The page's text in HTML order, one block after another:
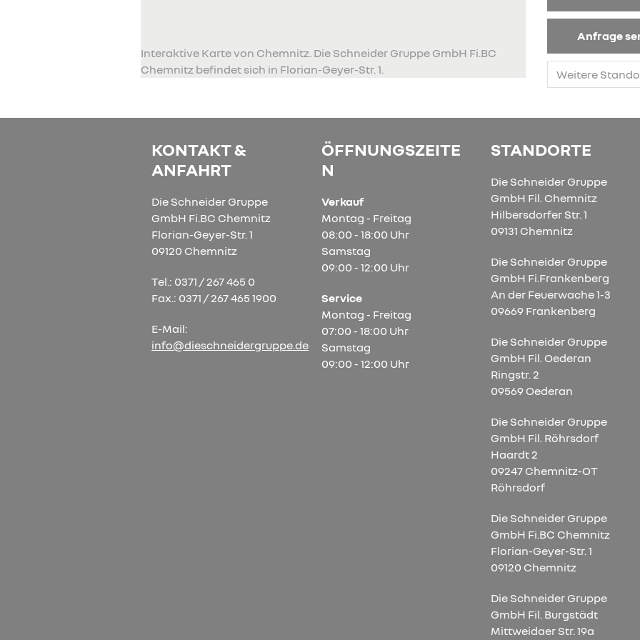
Interaktive Karte von Chemnitz. Die Schneider Gruppe GmbH Fi.BC
Chemnitz befindet sich in Florian-Geyer-Str. 1.
Anfrage
KONTAKT &
ANFAHRT
Die Schneider Gruppe
GmbH Fi.BC Chemnitz
Florian-Geyer-Str. 1
09120 Chemnitz
Tel.: 0371 / 267 465 0
Fax.: 0371 / 267 465 1900
E-Mail:
info@dieschneidergruppe.de
ÖFFNUNGSZEITE
N
Verkauf
Montag - Freitag
08:00 - 18:00 Uhr
Samstag
09:00 - 12:00 Uhr
Service
Montag - Freitag
07:00 - 18:00 Uhr
Samstag
09:00 - 12:00 Uhr
STANDORTE
Die Schneider Gruppe
GmbH Fil. Chemnitz
Hilbersdorfer Str. 1
09131 Chemnitz
Die Schneider Gruppe
GmbH Fi.Frankenberg
An der Feuerwache 1-3
09669 Frankenberg
Die Schneider Gruppe
GmbH Fil. Oederan
Ringstr. 2
09569 Oederan
Die Schneider Gruppe
GmbH Fil. Röhrsdorf
Haardt 2
09247 Chemnitz-OT
Röhrsdorf
Die Schneider Gruppe
GmbH Fi.BC Chemnitz
Florian-Geyer-Str. 1
09120 Chemnitz
Die Schneider Gruppe
GmbH Fil. Burgstädt
Mittweidaer Str. 19a